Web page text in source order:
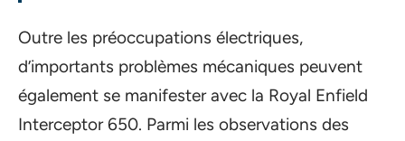
Outre les préoccupations électriques,
d’importants problèmes mécaniques peuvent
également se manifester avec la Royal Enfield
Interceptor 650. Parmi les observations des